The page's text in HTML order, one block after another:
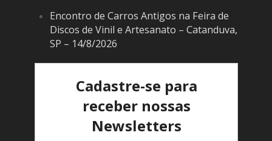
Encontro de Carros Antigos na Feira de
Discos de Vinil e Artesanato – Catanduva,
SP – 14/8/2026